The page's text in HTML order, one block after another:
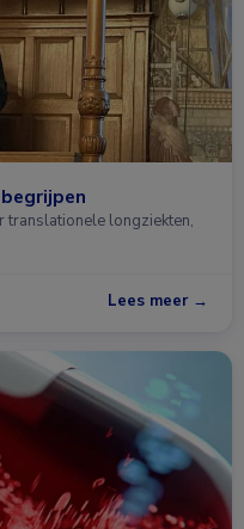
translationele longziekten,
Lees meer →